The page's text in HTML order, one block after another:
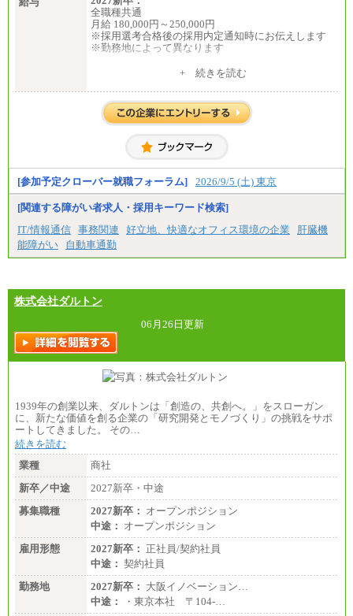
全職種共通
月給 180,000円～250,000円
※採用選考合格後の採用内定通知時にお伝えします
※勤務地によって異なります
月給 200,000円～250,000円
入社時の処遇は経験・能力を考慮の上、当社規程に
より決定します。
お伝えします。
+ 続きを読む
[参加予定クローバー就職フォーラム] 2026/9/5 (土) 東京
[関連する障がい者求人・採用キーワード検索]
IT/情報通信 事務関連 好立地、快適なオフィス環境の企業
肝臓機
能障がい
自動車通勤
株式会社ダルトン
06月26日更新
1939年の創業以来、ダルトンは「創造の、共創へ。」をスローガン
に、新たな価値を創る企業の「研究開発とモノづくり」の挑戦をサポ
ートしてきました。 その…
続きを読む
業種
商社
新卒／中途
2027新卒・中途
募集職種
2027新卒： オープンポジション
中途： オープンポジション
雇用形態
2027新卒： 正社員/契約社員
中途： 契約社員
勤務地
2027新卒： 大阪イノベーション…
中途：
・東京本社 〒104‐…